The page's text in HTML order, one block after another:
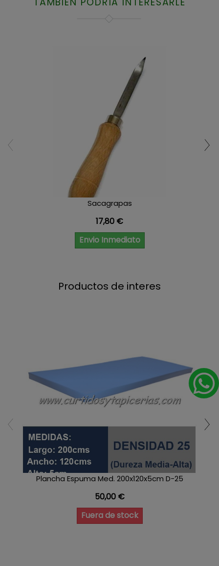
Sacagrapas
Precio
17,80 €
Envio Inmediato
Productos de interes
Plancha Espuma Med. 200x120x5cm D-25
Precio
50,00 €
Fuera de stock